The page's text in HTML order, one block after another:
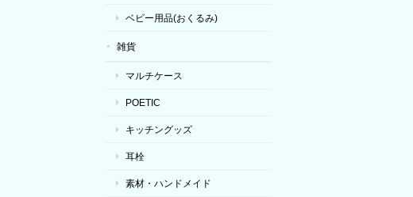
ベビー用品(おくるみ)
雑貨
マルチケース
POETIC
キッチングッズ
耳栓
素材・ハンドメイド